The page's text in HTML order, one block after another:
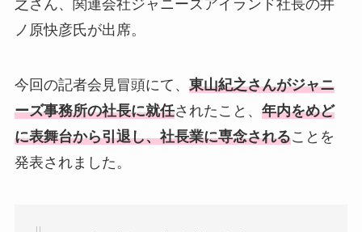
之さん、関連会社ジャニーズアイランド社長の井
ノ原快彦氏が出席。
今回の記者会見冒頭にて、 東山紀之さんがジャニ
ーズ事務所の社長に就任されたこと、 年内をめど
に表舞台から引退し、社長業に専念されることを
発表されました。